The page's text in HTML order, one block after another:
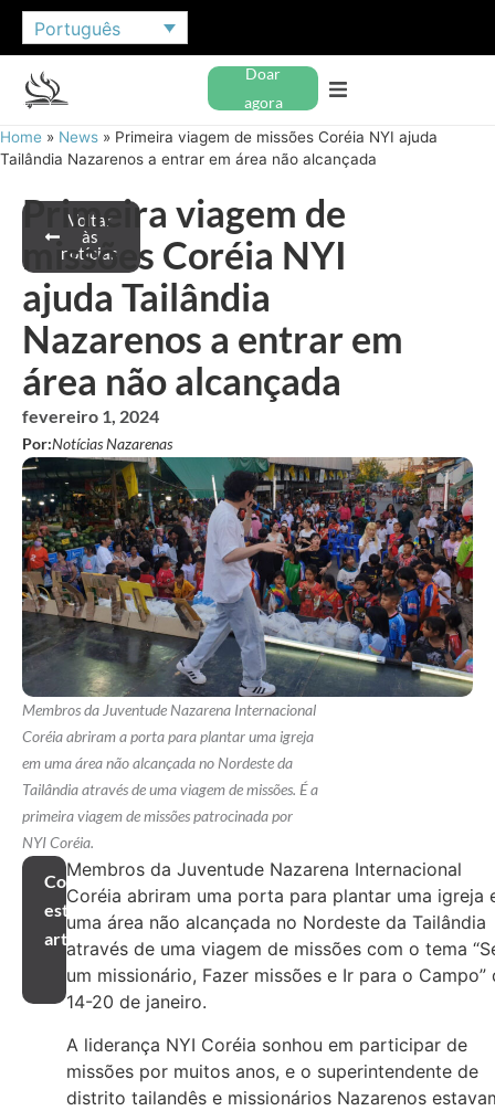
Português
Doar
agora
Home » News » Primeira viagem de missões Coréia NYI ajuda
Tailândia Nazarenos a entrar em área não alcançada
Voltar
às
notícias
Primeira viagem de
missões Coréia NYI
ajuda Tailândia
Nazarenos a entrar em
área não alcançada
fevereiro 1, 2024
Por:Notícias Nazarenas
Membros da Juventude Nazarena Internacional
Coréia abriram a porta para plantar uma igreja
em uma área não alcançada no Nordeste da
Tailândia através de uma viagem de missões. É a
primeira viagem de missões patrocinada por
NYI Coréia.
Compartilhar
este
artigo
Membros da Juventude Nazarena Internacional
Coréia abriram uma porta para plantar uma igreja
uma área não alcançada no Nordeste da Tailândia
através de uma viagem de missões com o tema
um missionário, Fazer missões e Ir para o Campo”
14-20 de janeiro.
A liderança NYI Coréia sonhou em participar de
missões por muitos anos, e o superintendente de
distrito tailandês e missionários Nazarenos